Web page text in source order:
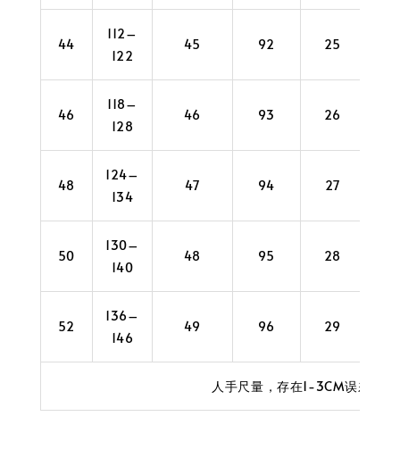
44
112–
122
45 92 25
46
118–
128
46 93 26
48
124–
134
47 94 27
50
130–
140
48 95 28
52
136–
146
49 96 29
人手尺量，存在1-3CM误差